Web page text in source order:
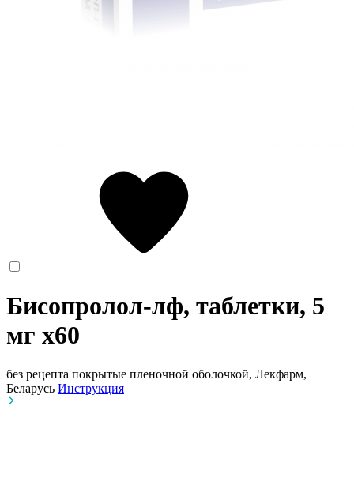
Бисопролол-лф, таблетки, 5
мг x60
без рецепта покрытые пленочной оболочкой, Лекфарм,
Беларусь Инструкция